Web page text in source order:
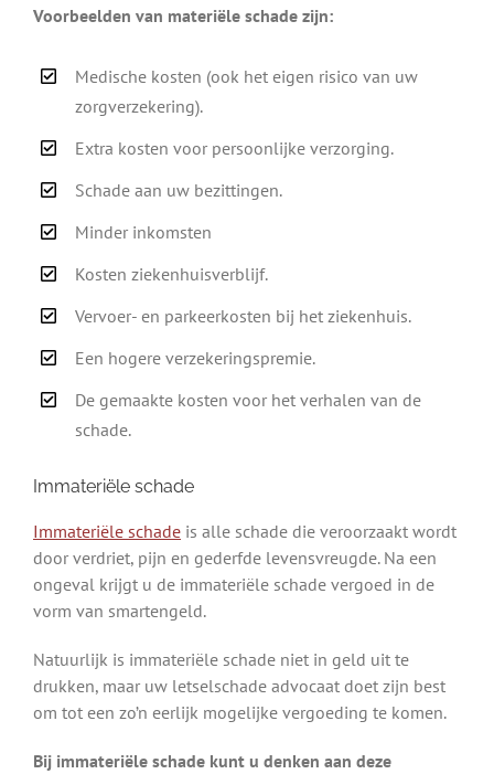
Voorbeelden van materiële schade zijn:
Medische kosten (ook het eigen risico van uw
zorgverzekering).
Extra kosten voor persoonlijke verzorging.
Schade aan uw bezittingen.
Minder inkomsten
Kosten ziekenhuisverblijf.
Vervoer- en parkeerkosten bij het ziekenhuis.
Een hogere verzekeringspremie.
De gemaakte kosten voor het verhalen van de
schade.
Immateriële schade
Immateriële schade is alle schade die veroorzaakt wordt
door verdriet, pijn en gederfde levensvreugde. Na een
ongeval krijgt u de immateriële schade vergoed in de
vorm van smartengeld.
Natuurlijk is immateriële schade niet in geld uit te
drukken, maar uw letselschade advocaat doet zijn best
om tot een zo’n eerlijk mogelijke vergoeding te komen.
Bij immateriële schade kunt u denken aan deze